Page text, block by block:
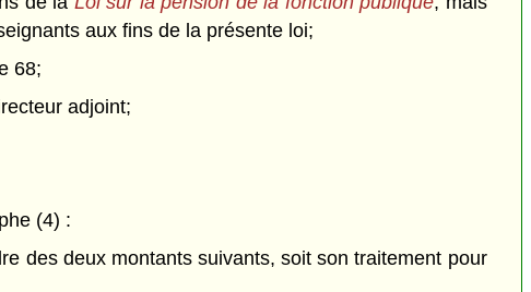
aux fins de la présente loi;
68;
adjoint;
(4) :
des deux montants suivants, soit son traitement pour